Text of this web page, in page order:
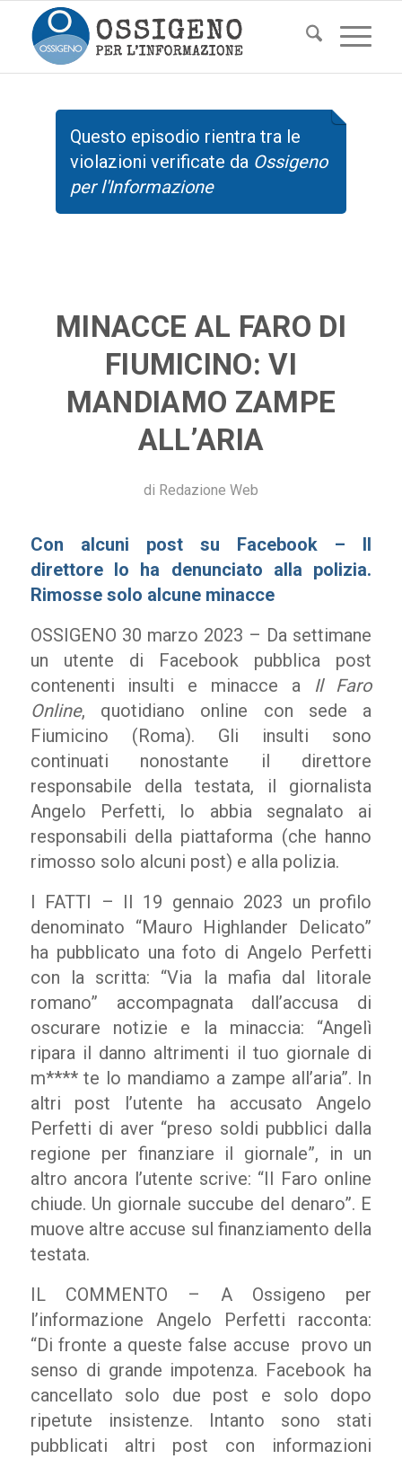
Questo episodio rientra tra le
violazioni verificate da Ossigeno
per l'Informazione
MINACCE AL FARO DI
FIUMICINO: VI
MANDIAMO ZAMPE
ALL’ARIA
di Redazione Web
Con alcuni post su Facebook – Il
direttore lo ha denunciato alla polizia.
Rimosse solo alcune minacce
OSSIGENO 30 marzo 2023 – Da settimane
un utente di Facebook pubblica post
contenenti insulti e minacce a
Il Faro
Online, quotidiano online con sede a
Fiumicino (Roma). Gli insulti sono
continuati nonostante il direttore
responsabile della testata, il giornalista
Angelo Perfetti, lo abbia segnalato ai
responsabili della piattaforma (che hanno
rimosso solo alcuni post) e alla polizia.
I FATTI – Il 19 gennaio 2023 un profilo
denominato “Mauro Highlander Delicato”
ha pubblicato una foto di Angelo Perfetti
con la scritta: “Via la mafia dal litorale
romano” accompagnata dall’accusa di
oscurare notizie e la minaccia: “Angelì
ripara il danno altrimenti il tuo giornale di
m**** te lo mandiamo a zampe all’aria”. In
altri post l’utente ha accusato Angelo
Perfetti di aver “preso soldi pubblici dalla
regione per finanziare il giornale”, in un
altro ancora l’utente scrive: “Il Faro online
chiude. Un giornale succube del denaro”. E
muove altre accuse sul finanziamento della
testata.
IL COMMENTO – A Ossigeno per
l’informazione Angelo Perfetti racconta:
“Di fronte a queste false accuse provo un
senso di grande impotenza. Facebook ha
cancellato solo due post e solo dopo
ripetute insistenze. Intanto sono stati
pubblicati altri post con informazioni